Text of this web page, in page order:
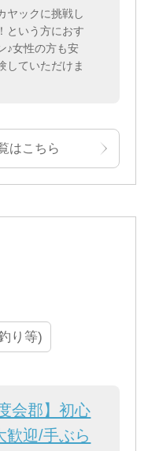
ヤックに挑戦し
という方におす
♪女性の方も安
していただけま
はこちら
り等)
会郡】初心
歓迎/手ぶら